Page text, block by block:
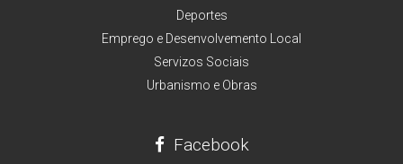
Deportes
Emprego e Desenvolvemento Local
Servizos Sociais
Urbanismo e Obras
Facebook